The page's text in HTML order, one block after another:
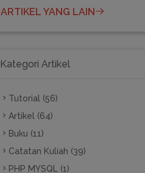
ARTIKEL YANG LAIN
Kategori Artikel
Tutorial (56)
Artikel (64)
Buku (11)
Catatan Kuliah (39)
PHP MYSQL (1)